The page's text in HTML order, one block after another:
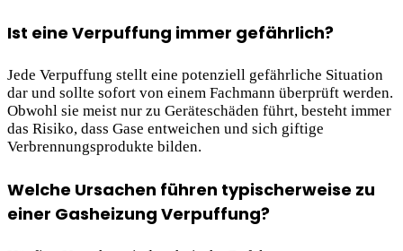
Ist eine Verpuffung immer gefährlich?
Jede Verpuffung stellt eine potenziell gefährliche Situation
dar und sollte sofort von einem Fachmann überprüft werden.
Obwohl sie meist nur zu Geräteschäden führt, besteht immer
das Risiko, dass Gase entweichen und sich giftige
Verbrennungsprodukte bilden.
Welche Ursachen führen typischerweise zu
einer Gasheizung Verpuffung?